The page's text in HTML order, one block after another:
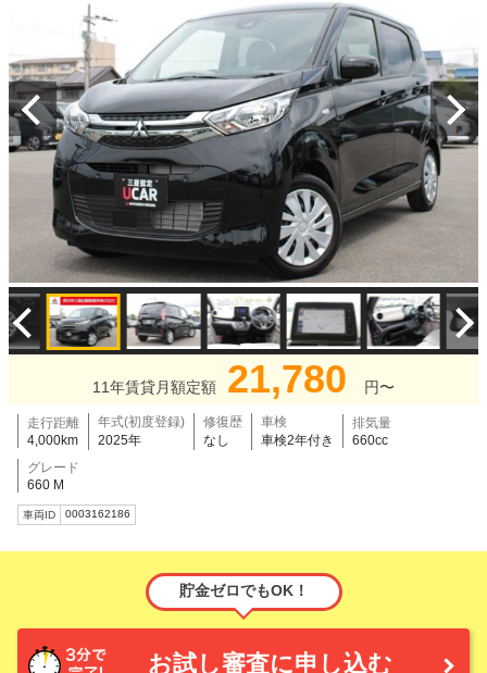
11年賃貸月額定額 21,780 円〜
走行距離
4,000km
年式(初度登録)
2025年
修復歴
なし
車検
車検2年付き
排気量
660cc
グレード
660 M
車両ID 0003162186
貯金ゼロでもOK！
お試し審査に申し込む